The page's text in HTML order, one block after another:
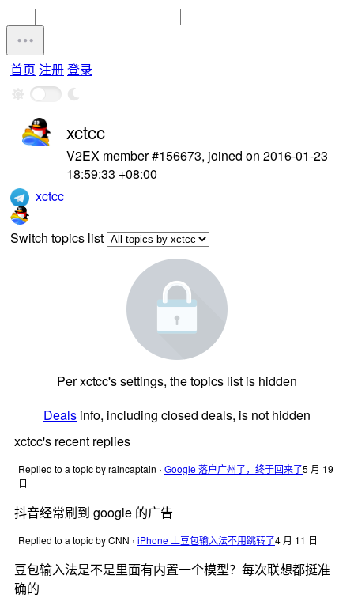
首页 注册登录
xctcc
V2EX member #156673, joined on 2016-01-23
18:59:33 +08:00
xctcc
Switch topics list
Per xctcc's settings, the topics list is hidden
Deals info, including closed deals, is not hidden
xctcc's recent replies
Replied to a topic by raincaptain › Google 落户广州了，终于回来了5 月 19
日
抖音经常刷到 google 的广告
Replied to a topic by CNN › iPhone 上豆包输入法不用跳转了4 月 11 日
豆包输入法是不是里面有内置一个模型？每次联想都挺准
确的